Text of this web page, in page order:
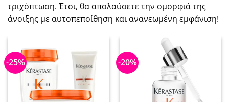
τριχόπτωση. Έτσι, θα απολαύσετε την ομορφιά της
άνοιξης με αυτοπεποίθηση και ανανεωμένη εμφάνιση!
-25% -20%